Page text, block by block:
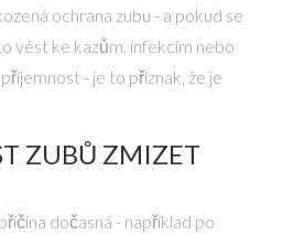
ochrana zubu - a pokud se
vést ke kazům, infekcím nebo
- je to příznak, že je
ZUBŮ ZMIZET
dočasná - například po